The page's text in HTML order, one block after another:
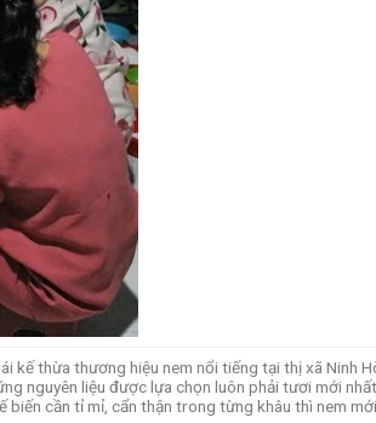
kế thừa thương hiệu nem nổi tiếng tại thị xã Ninh
nguyên liệu được lựa chọn luôn phải tươi mới
cần tỉ mỉ, cẩn thận trong từng khâu thì nem